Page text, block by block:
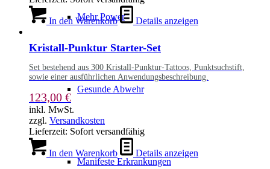
Mehr Power
Gesunde Abwehr
Manifeste Erkrankungen
In den Warenkorb Details anzeigen
Kristall-Punktur Starter-Set
Set bestehend aus 300 Kristall-Punktur-Tattoos, Punktsuchstift,
sowie einer ausführlichen Anwendungsbeschreibung.
123,00 €
inkl. MwSt.
zzgl. Versandkosten
Lieferzeit: Sofort versandfähig
In den Warenkorb Details anzeigen